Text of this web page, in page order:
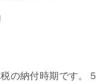
の納付時期です。